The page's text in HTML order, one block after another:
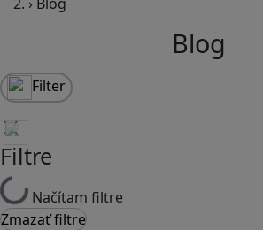
› Blog
Blog
Filter
Filtre
Načítam filtre
Zmazať filtre